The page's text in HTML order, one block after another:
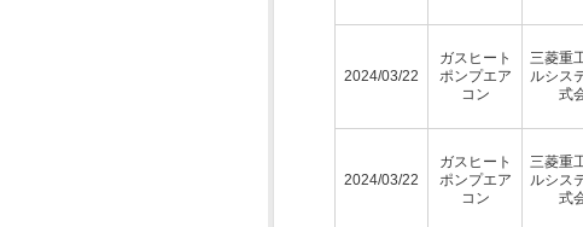
2024/03/22
ガスヒート
ポンプエア
コン
三菱重
ルシス
式
2024/03/22
ガスヒート
ポンプエア
コン
三菱重
ルシス
式